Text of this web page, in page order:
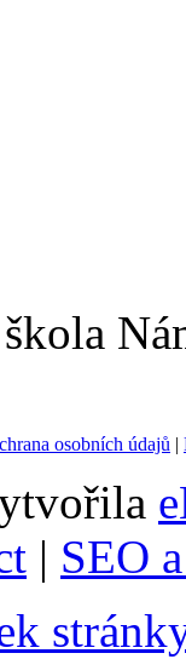
osobních údajů |
| SEO